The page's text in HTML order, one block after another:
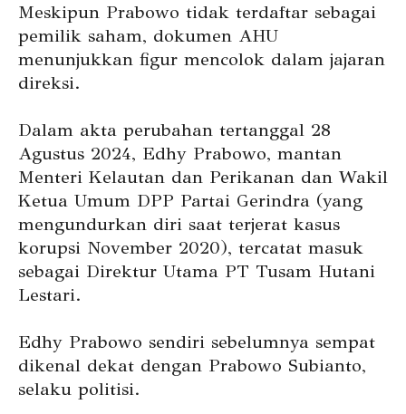
Meskipun Prabowo tidak terdaftar sebagai
pemilik saham, dokumen AHU
menunjukkan figur mencolok dalam jajaran
direksi.
Dalam akta perubahan tertanggal 28
Agustus 2024, Edhy Prabowo, mantan
Menteri Kelautan dan Perikanan dan Wakil
Ketua Umum DPP Partai Gerindra (yang
mengundurkan diri saat terjerat kasus
korupsi November 2020), tercatat masuk
sebagai Direktur Utama PT Tusam Hutani
Lestari.
Edhy Prabowo sendiri sebelumnya sempat
dikenal dekat dengan Prabowo Subianto,
selaku politisi.